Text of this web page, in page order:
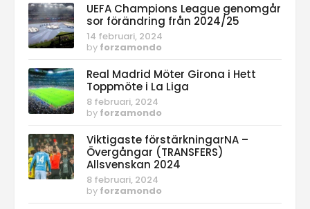
UEFA Champions League genomgår
sor förändring från 2024/25
14 februari, 2024
by forzamondo
Real Madrid Möter Girona i Hett
Toppmöte i La Liga
8 februari, 2024
by forzamondo
Viktigaste förstärkningarNA –
Övergångar (TRANSFERS)
Allsvenskan 2024
8 februari, 2024
by forzamondo